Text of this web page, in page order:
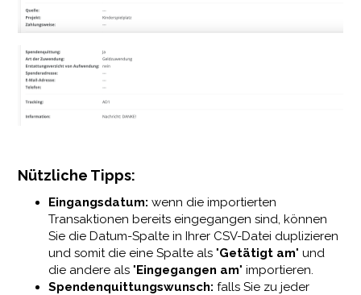
Nützliche Tipps:
Eingangsdatum: wenn die importierten
Transaktionen bereits eingegangen sind, können
Sie die Datum-Spalte in Ihrer CSV-Datei duplizieren
und somit die eine Spalte als "Getätigt am" und
die andere als "Eingegangen am" importieren.
Spendenquittungswunsch: falls Sie zu jeder